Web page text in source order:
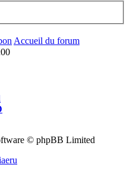
Accueil du forum
© phpBB Limited